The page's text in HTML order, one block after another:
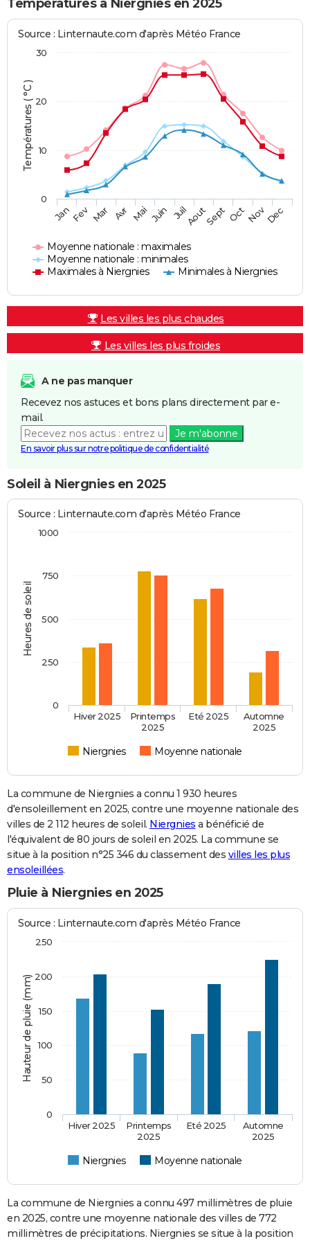
Températures à Niergnies en 2025
Températures ( °C )
Source : Linternaute.com d'après Météo France
Moyenne nationale : maximales
Moyenne nationale : minimales
Maximales à Niergnies
Minimales à Niergnies
JanFev Mar Avr Mai Juin JuilAoutSept OctNovDec
0
10
20
30
Les villes les plus chaudes
Les villes les plus froides
A ne pas manquer
Recevez nos astuces et bons plans directement par e-
mail.
Je m'abonne
En savoir plus sur notre politique de confidentialité
Soleil à Niergnies en 2025
Heures de soleil
Source : Linternaute.com d'après Météo France
Niergnies Moyenne nationale
Hiver 2025
Printemps
2025
Eté 2025
Automne
2025
0
1000
250
500
750
La commune de Niergnies a connu 1 930 heures
d'ensoleillement en 2025, contre une moyenne nationale des
villes de 2 112 heures de soleil. Niergnies a bénéficié de
l'équivalent de 80 jours de soleil en 2025. La commune se
situe à la position n°25 346 du classement des villes les plus
ensoleillées.
Pluie à Niergnies en 2025
Hauteur de pluie (mm)
Source : Linternaute.com d'après Météo France
Niergnies Moyenne nationale
Hiver 2025
Printemps
2025
Eté 2025
Automne
2025
0
50
100
150
200
250
La commune de Niergnies a connu 497 millimètres de pluie
en 2025, contre une moyenne nationale des villes de 772
millimètres de précipitations. Niergnies se situe à la position